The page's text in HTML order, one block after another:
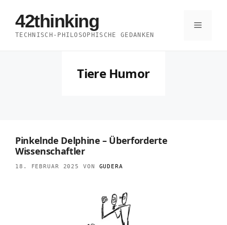
Inhalt
springen
42thinking
TECHNISCH-PHILOSOPHISCHE GEDANKEN
Menü
Tiere Humor
Pinkelnde Delphine – Überforderte
Wissenschaftler
18. FEBRUAR 2025 VON GUDERA